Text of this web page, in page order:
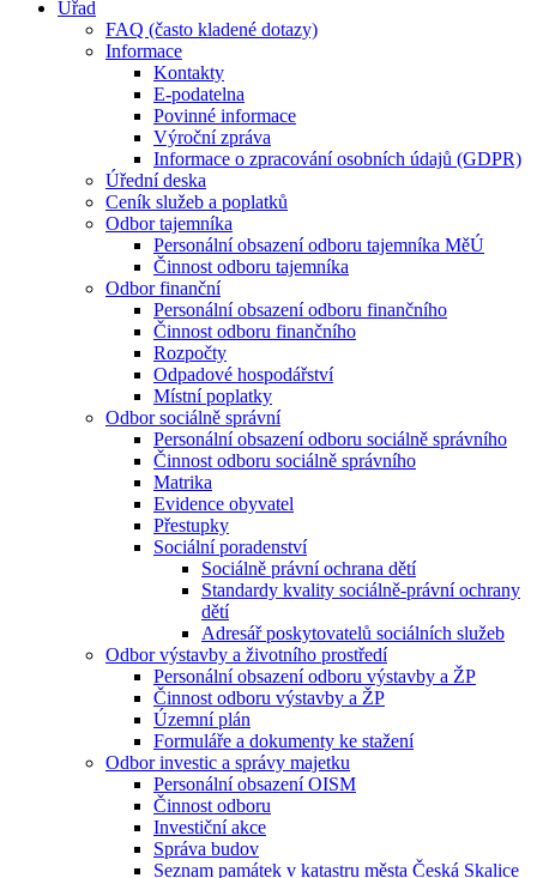
Úřad
FAQ (často kladené dotazy)
Informace
Kontakty
E-podatelna
Povinné informace
Výroční zpráva
Informace o zpracování osobních údajů (GDPR)
Úřední deska
Ceník služeb a poplatků
Odbor tajemníka
Personální obsazení odboru tajemníka MěÚ
Činnost odboru tajemníka
Odbor finanční
Personální obsazení odboru finančního
Činnost odboru finančního
Rozpočty
Odpadové hospodářství
Místní poplatky
Odbor sociálně správní
Personální obsazení odboru sociálně správního
Činnost odboru sociálně správního
Matrika
Evidence obyvatel
Přestupky
Sociální poradenství
Sociálně právní ochrana dětí
Standardy kvality sociálně-právní ochrany
dětí
Adresář poskytovatelů sociálních služeb
Odbor výstavby a životního prostředí
Personální obsazení odboru výstavby a ŽP
Činnost odboru výstavby a ŽP
Územní plán
Formuláře a dokumenty ke stažení
Odbor investic a správy majetku
Personální obsazení OISM
Činnost odboru
Investiční akce
Správa budov
Seznam památek v katastru města Česká Skalice